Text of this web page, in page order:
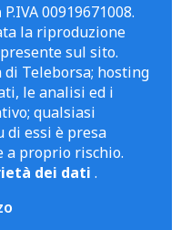
P.IVA 00919671008.
la riproduzione
sul sito.
Teleborsa; hosting
le analisi ed i
qualsiasi
di essi è presa
a proprio rischio.
dei dati .